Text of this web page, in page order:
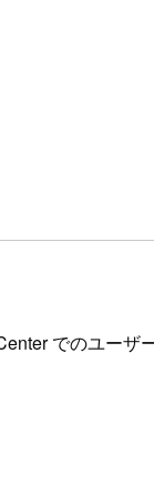
でのユーザ